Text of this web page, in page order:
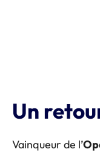
Un
Vainqueur de l’